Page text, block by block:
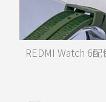
REDMI Watch 6